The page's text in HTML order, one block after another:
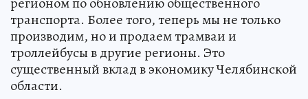
транспорта. Более того, теперь мы не только
производим, но и продаем трамваи и
троллейбусы в другие регионы. Это
существенный вклад в экономику Челябинской
области.